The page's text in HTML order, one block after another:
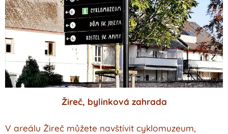
Žireč, bylinková zahrada
V areálu Žireč můžete navštívit cyklomuzeum,